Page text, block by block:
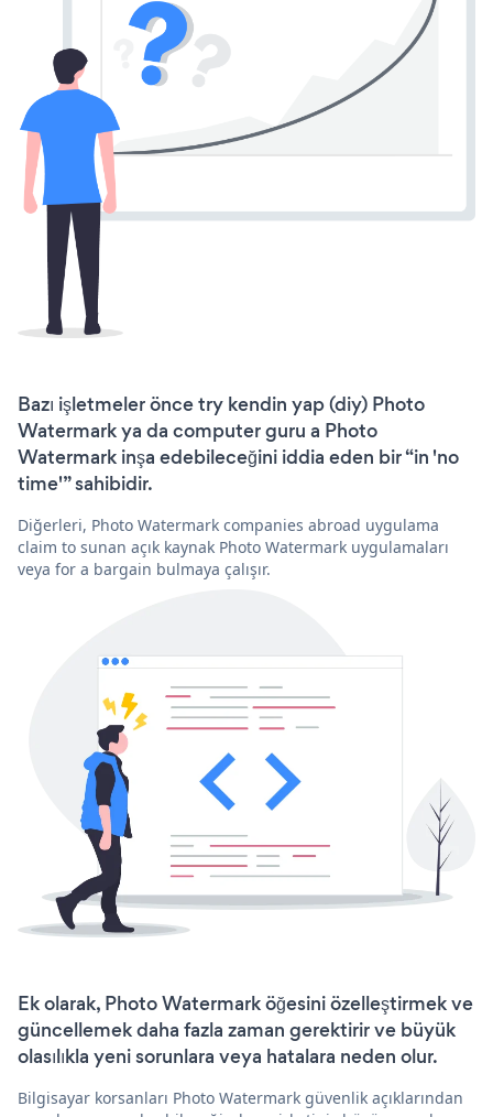
Bazı işletmeler önce try kendin yap (diy) Photo
Watermark ya da computer guru a Photo
Watermark inşa edebileceğini iddia eden bir “in 'no
time'” sahibidir.
Diğerleri, Photo Watermark companies abroad uygulama
claim to sunan açık kaynak Photo Watermark uygulamaları
veya for a bargain bulmaya çalışır.
Ek olarak, Photo Watermark öğesini özelleştirmek ve
güncellemek daha fazla zaman gerektirir ve büyük
olasılıkla yeni sorunlara veya hatalara neden olur.
Bilgisayar korsanları Photo Watermark güvenlik açıklarından